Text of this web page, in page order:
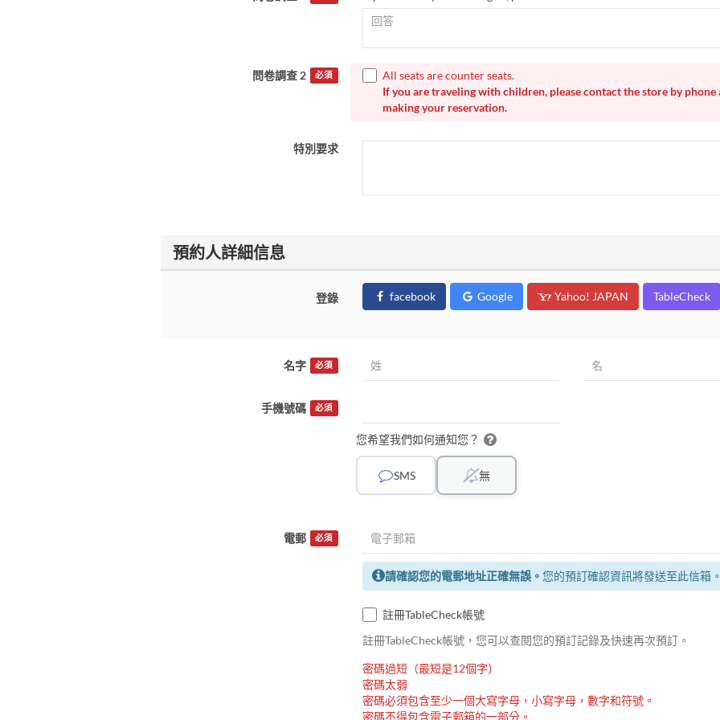
問卷調查 2 必須
All seats are counter seats.
If you are traveling with children, please contact the store by phone
making your reservation.
特別要求
預約人詳細信息
登錄 facebook Google Yahoo! JAPAN TableCheck
名字 必須
手機號碼 必須
您希望我們如何通知您？
SMS 無
電郵 必須
請確認您的電郵地址正確無誤。 您的預訂確認資訊將發送至此信箱。
註冊TableCheck帳號
註冊TableCheck帳號，您可以查閱您的預訂記錄及快速再次預訂。
密碼過短（最短是12個字）
密碼太弱
密碼必須包含至少一個大寫字母，小寫字母，數字和符號。
密碼不得包含電子郵箱的一部分。